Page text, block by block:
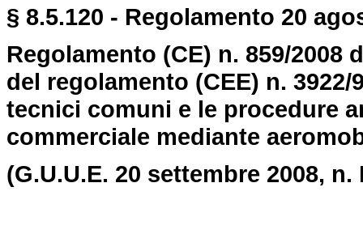
§ 8.5.120 - Regolamento 20
Regolamento (CE) n. 859/
del regolamento (CEE) n.
tecnici comuni e le procedure
commerciale mediante
(G.U.U.E. 20 settembre 2008, n.